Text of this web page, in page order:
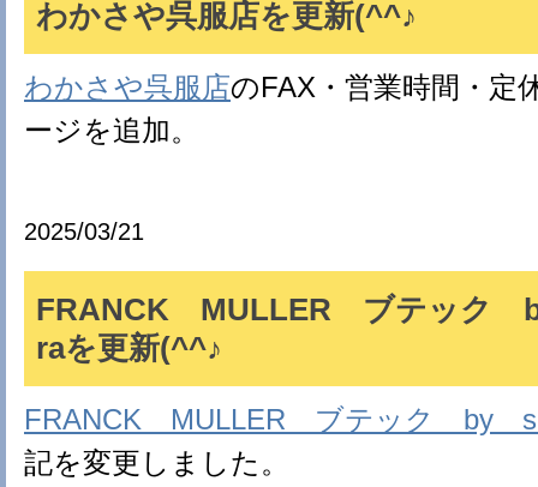
わかさや呉服店を更新(^^♪
わかさや呉服店のFAX・営業時間・定
ージを追加。
2025/03/21
FRANCK MULLER ブテック
raを更新(^^♪
FRANCK MULLER ブテック by
記を変更しました。